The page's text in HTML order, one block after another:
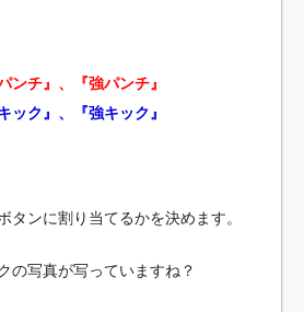
ンチ』、『強パンチ』
ック』、『強キック』
タンに割り当てるかを決めます。
の写真が写っていますね？